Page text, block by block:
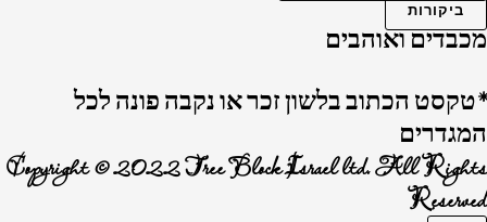
ביקורות
מכבדים ואוהבים
*טקסט הכתוב בלשון זכר או נקבה פונה לכל
המגדרים
Copyright © 2022 Tree Block Israel ltd. All Rights
Reserved